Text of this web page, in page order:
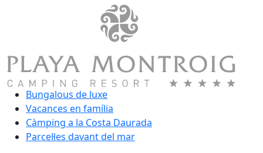
Bungalous de luxe
Vacances en família
Càmping a la Costa Daurada
Parcel·les davant del mar